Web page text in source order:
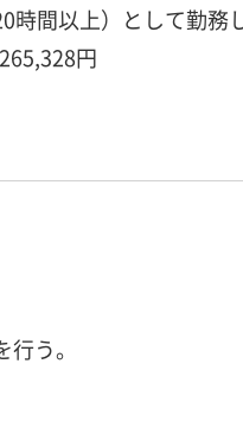
間以上）として勤務
円
う。